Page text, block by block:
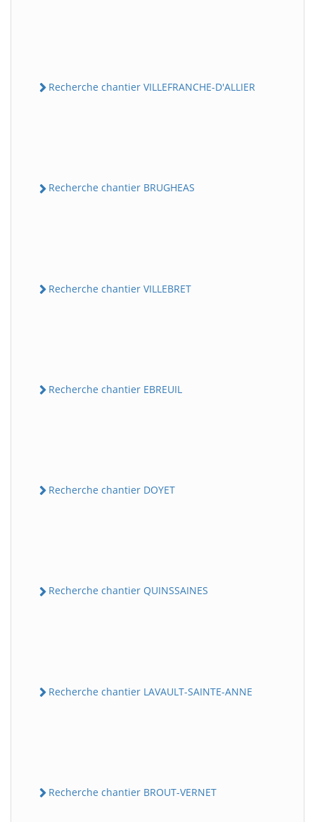
Recherche chantier VILLEFRANCHE-D'ALLIER
Recherche chantier BRUGHEAS
Recherche chantier VILLEBRET
Recherche chantier EBREUIL
Recherche chantier DOYET
Recherche chantier QUINSSAINES
Recherche chantier LAVAULT-SAINTE-ANNE
Recherche chantier BROUT-VERNET